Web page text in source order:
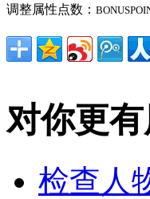
调整属性点数：
对你更
检查人